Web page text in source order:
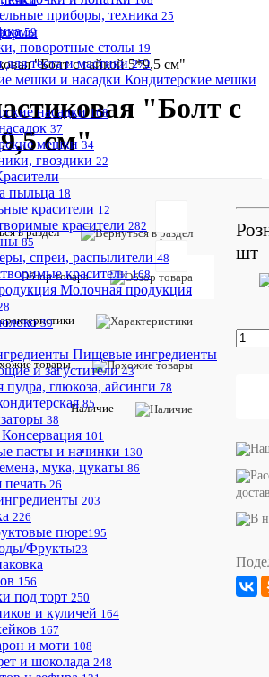
приборы, техника 25
59
поворотные столы 19
теста и мастики 272
Кондитерские мешки
насадки 168
37
мешки 34
гвоздики 22
пыльца 18
красители 12
красители 282
85
спреи, распылители 48
красители 168
Молочная продукция
30
Пищевые ингредиенты
и загустители 43
пудра, глюкоза, айсинги 78
85
38
101
пасты и начинки 130
мука, цукаты 86
26
203
226
пюре195
Фрукты23
156
под торт 250
и куличей 164
167
и моти 108
и шоколада 248
"Болт с гайкой 5*9,5 см"
"Болт с
см"
в раздел
Обзор товара
товары
Наличие
отзыв
Артикул:
Форма
"Болт
гайкой
5*9,5
шт